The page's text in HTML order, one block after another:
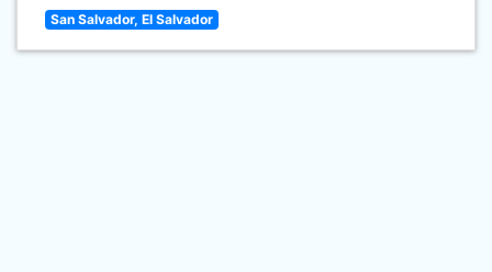
San Salvador, El Salvador